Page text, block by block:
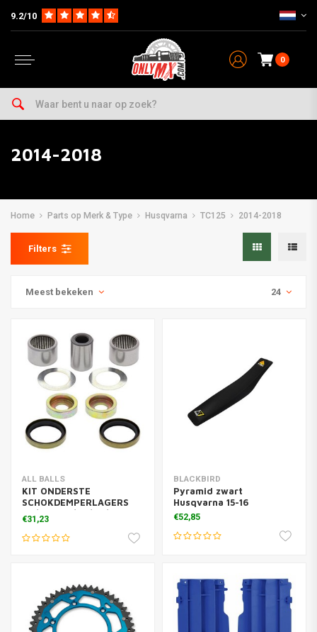
9.2/10
0
2014-2018
Home Parts op Merk & Type Husqvarna TC125 2014-2018
Filters
Meest bekeken 24
ALL BALLS
KIT ONDERSTE
SCHOKDEMPERLAGERS
SX/SXF TC/TE/FC/FE
€31,23
BLACKBIRD
Pyramid zwart
Husqvarna 15-16
€52,85